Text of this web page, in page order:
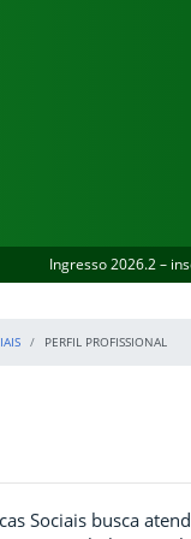
Ingresso 2026.2 –
PERFIL PROFISSIONAL
Sociais busca